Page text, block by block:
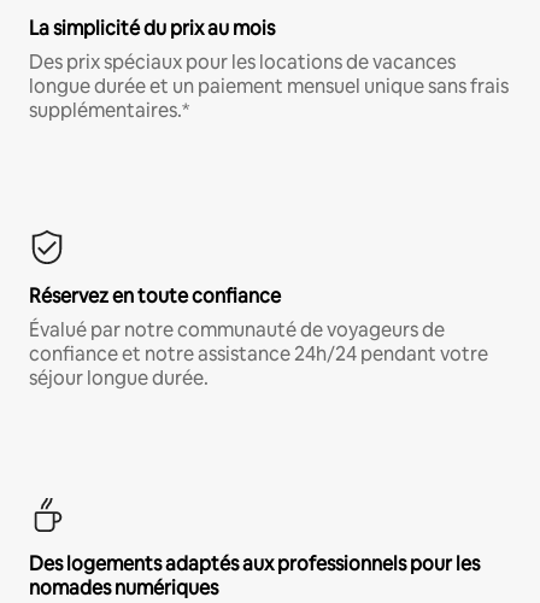
La simplicité du prix au mois
Des prix spéciaux pour les locations de vacances
longue durée et un paiement mensuel unique sans frais
supplémentaires.*
Réservez en toute confiance
Évalué par notre communauté de voyageurs de
confiance et notre assistance 24h/24 pendant votre
séjour longue durée.
Des logements adaptés aux professionnels pour les
nomades numériques